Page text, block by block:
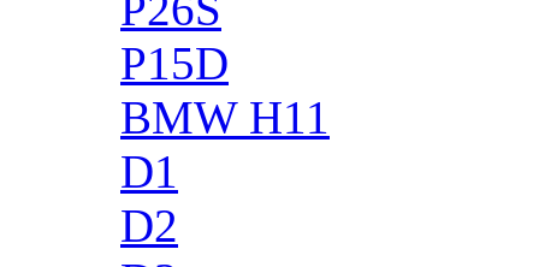
P15D
BMW H11
D1
D2